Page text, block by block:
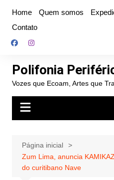
conteúdo
Home Quem somos
Contato
Polifonia
Vozes que Ecoam, Artes que
Página inicial
Zum Lima, anuncia
do curitibano Nave